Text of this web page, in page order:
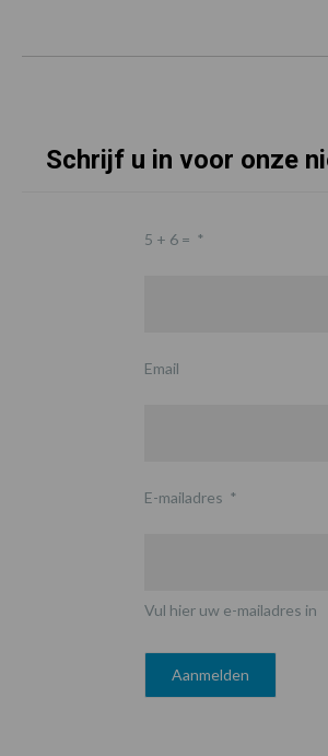
Schrijf u in voor onze
5 + 6 = *
Email
E-mailadres *
Vul hier uw e-mailadres in